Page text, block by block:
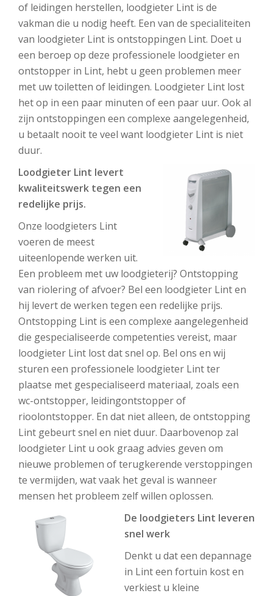
of leidingen herstellen, loodgieter Lint is de
vakman die u nodig heeft. Een van de specialiteiten
van loodgieter Lint is ontstoppingen Lint. Doet u
een beroep op deze professionele loodgieter en
ontstopper in Lint, hebt u geen problemen meer
met uw toiletten of leidingen. Loodgieter Lint lost
het op in een paar minuten of een paar uur. Ook al
zijn ontstoppingen een complexe aangelegenheid,
u betaalt nooit te veel want loodgieter Lint is niet
duur.
Loodgieter Lint levert
kwaliteitswerk tegen een
redelijke prijs.
Onze loodgieters Lint
voeren de meest
uiteenlopende werken uit.
Een probleem met uw loodgieterij? Ontstopping
van riolering of afvoer? Bel een loodgieter Lint en
hij levert de werken tegen een redelijke prijs.
Ontstopping Lint is een complexe aangelegenheid
die gespecialiseerde competenties vereist, maar
loodgieter Lint lost dat snel op. Bel ons en wij
sturen een professionele loodgieter Lint ter
plaatse met gespecialiseerd materiaal, zoals een
wc-ontstopper, leidingontstopper of
rioolontstopper. En dat niet alleen, de ontstopping
Lint gebeurt snel en niet duur. Daarbovenop zal
loodgieter Lint u ook graag advies geven om
nieuwe problemen of terugkerende verstoppingen
te vermijden, wat vaak het geval is wanneer
mensen het probleem zelf willen oplossen.
De loodgieters Lint leveren
snel werk
Denkt u dat een depannage
in Lint een fortuin kost en
verkiest u kleine